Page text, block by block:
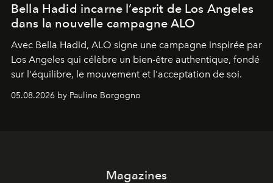
Bella Hadid incarne l’esprit de Los Angeles
dans la nouvelle campagne ALO
Avec Bella Hadid, ALO signe une campagne inspirée par
Los Angeles qui célèbre un bien-être authentique, fondé
sur l'équilibre, le mouvement et l'acceptation de soi.
05.08.2026 by Pauline Borgogno
Magazines